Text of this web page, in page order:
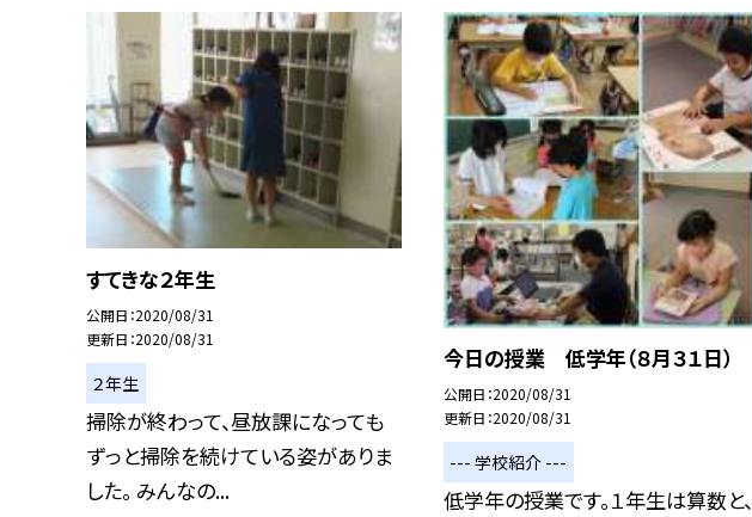
すてきな２年生
公開日 2020/08/31
更新日 2020/08/31
２年生
掃除が終わって、昼放課になっても
ずっと掃除を続けている姿がありま
した。 みんなの...
今日の授業 低学年（８月３１日）
公開日 2020/08/31
更新日 2020/08/31
--- 学校紹介 ---
低学年の授業です。１年生は算数と、